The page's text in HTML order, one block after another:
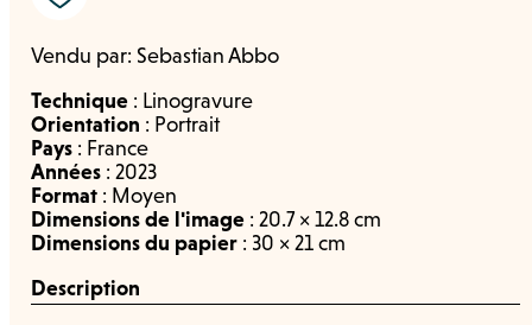
Vendu par: Sebastian Abbo
Années : 2023
Pays : France
Technique : Linogravure
Format : Moyen
Orientation : Portrait
Dimensions de l'image : 20.7 × 12.8 cm
Dimensions du papier : 30 × 21 cm
Description